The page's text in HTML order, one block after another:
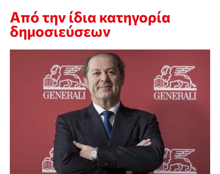
Από την ίδια κατηγορία
δημοσιεύσεων